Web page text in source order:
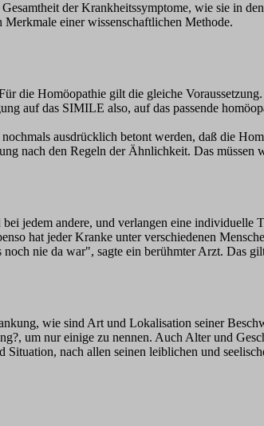
der Krankheitssymptome, wie sie in
einer wissenschaftlichen Methode.
die Homöopathie gilt die gleiche
auf das SIMILE also, auf das passende
ausdrücklich betont werden, daß die
nach den Regeln der Ähnlichkeit. Das müssen
jedem andere, und verlangen eine individuelle
hat jeder Kranke unter verschiedenen
nie da war", sagte ein berühmter Arzt. Das
wie sind Art und Lokalisation seiner
um nur einige zu nennen. Auch Alter und
nach allen seinen leiblichen und